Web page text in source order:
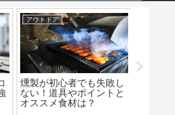
エンタメ
なにわ男子は7人中4人が
B型？気になる他のメン
バーの血液型は？
エンタメ
金爆のダル